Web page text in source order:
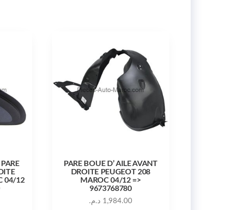
04/12
PARE BOUE D’ AILE AVANT
DROITE PEUGEOT 208
MAROC 04/12 =>
9673768780
1,984.00 د.م.